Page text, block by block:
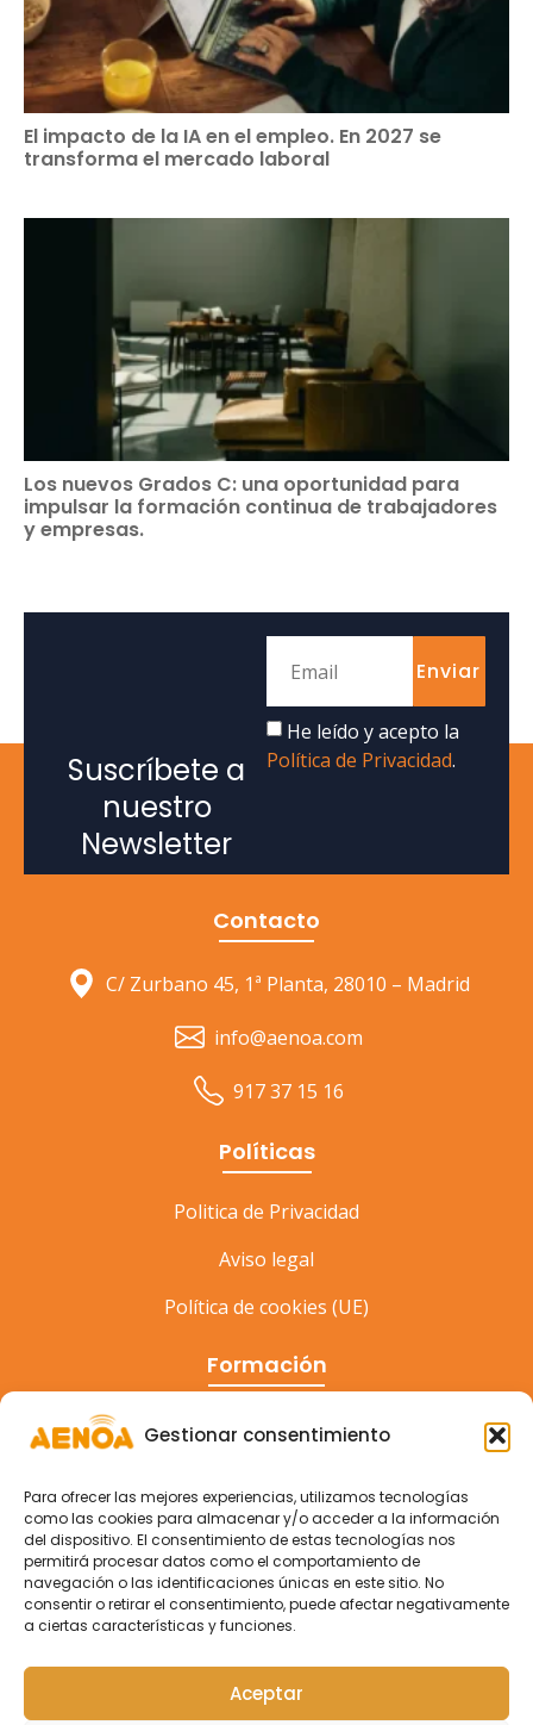
Gestionar consentimiento
Para ofrecer las mejores experiencias, utilizamos tecnologías
como las cookies para almacenar y/o acceder a la información
del dispositivo. El consentimiento de estas tecnologías nos
permitirá procesar datos como el comportamiento de
navegación o las identificaciones únicas en este sitio. No
consentir o retirar el consentimiento, puede afectar negativamente
a ciertas características y funciones.
Aceptar
El impacto de la IA en el empleo. En 2027 se
transforma el mercado laboral
Los nuevos Grados C: una oportunidad para
impulsar la formación continua de trabajadores
y empresas.
Suscríbete a
nuestro
Newsletter
He leído y acepto la
Política de Privacidad.
Enviar
Contacto
C/ Zurbano 45, 1ª Planta, 28010 – Madrid
info@aenoa.com
917 37 15 16
Políticas
Politica de Privacidad
Aviso legal
Política de cookies (UE)
Formación
Cursos
Congreso